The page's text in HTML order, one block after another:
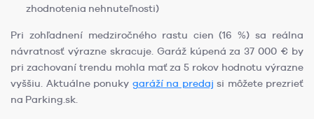
zhodnotenia nehnuteľnosti)
Pri zohľadnení medziročného rastu cien (16 %) sa reálna
návratnosť výrazne skracuje. Garáž kúpená za 37 000 € by
pri zachovaní trendu mohla mať za 5 rokov hodnotu výrazne
vyššiu. Aktuálne ponuky garáží na predaj si môžete prezrieť
na Parking.sk.